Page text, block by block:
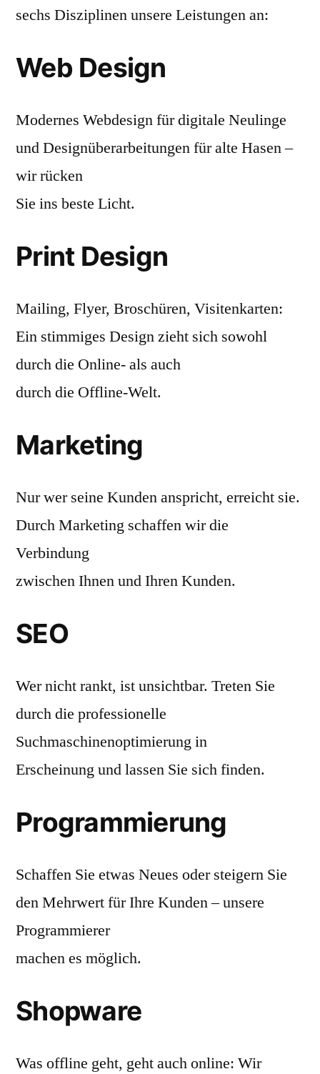
sechs Disziplinen unsere Leistungen an:
Web Design
Modernes Webdesign für digitale Neulinge
und Designüberarbeitungen für alte Hasen –
wir rücken
Sie ins beste Licht.
Print Design
Mailing, Flyer, Broschüren, Visitenkarten:
Ein stimmiges Design zieht sich sowohl
durch die Online- als auch
durch die Offline-Welt.
Marketing
Nur wer seine Kunden anspricht, erreicht sie.
Durch Marketing schaffen wir die
Verbindung
zwischen Ihnen und Ihren Kunden.
SEO
Wer nicht rankt, ist unsichtbar. Treten Sie
durch die professionelle
Suchmaschinenoptimierung in
Erscheinung und lassen Sie sich finden.
Programmierung
Schaffen Sie etwas Neues oder steigern Sie
den Mehrwert für Ihre Kunden – unsere
Programmierer
machen es möglich.
Shopware
Was offline geht, geht auch online: Wir